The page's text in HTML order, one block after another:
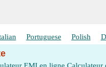
Portuguese Polish